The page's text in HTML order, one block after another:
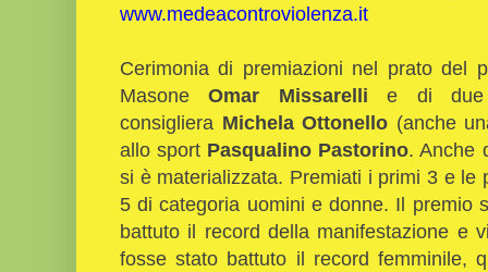
www.medeacontroviolenza.it
Cerimonia di premiazioni nel prato del
MasoneOmar Missarellie di due
consigliera Michela Ottonello (anche
allo sport Pasqualino Pastorino. Anche
si è materializzata. Premiati i primi 3 e
5 di categoria uomini e donne. Il premio
battuto il record della manifestazione e
fosse stato battuto il record femminile,